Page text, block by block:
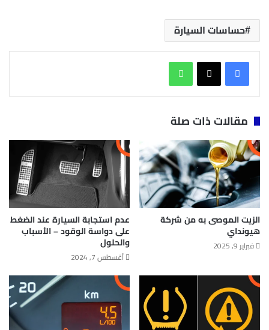
حساسات السيارة
مقالات ذات صلة
الزيت الموصى به من شركة
هيونداي
فبراير 9, 2025
عدم استجابة السيارة عند الضغط
على دواسة الوقود – الأسباب
والحلول
أغسطس 7, 2024